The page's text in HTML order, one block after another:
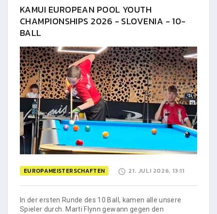
KAMUI EUROPEAN POOL YOUTH
CHAMPIONSHIPS 2026 - SLOVENIA - 10-
BALL
EUROPAMEISTERSCHAFTEN 21. JULI 2026, 13:11
In der ersten Runde des 10 Ball, kamen alle unsere
Spieler durch. Marti Flynn gewann gegen den